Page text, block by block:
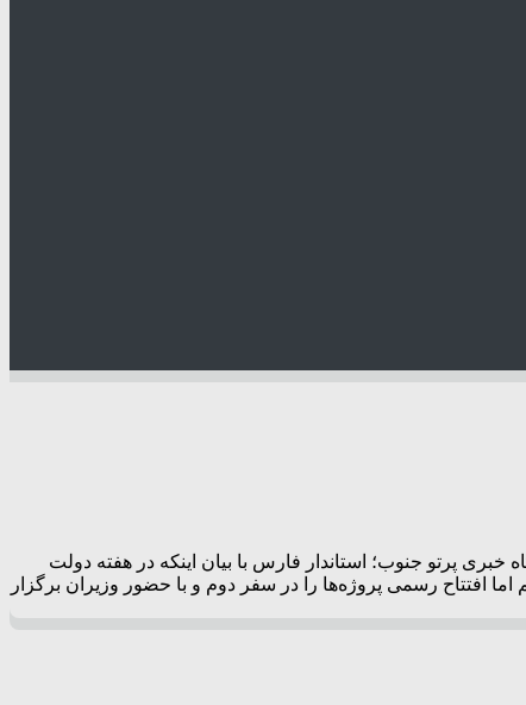
پرتو جنوب؛ استاندار فارس با بیان اینکه در هفته دولت
افتتاح رسمی پروژه‌ها را در سفر دوم و با حضور وزیران برگزار